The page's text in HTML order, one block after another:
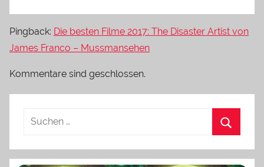
Pingback: Die besten Filme 2017: The Disaster Artist von
James Franco – Mussmansehen
Kommentare sind geschlossen.